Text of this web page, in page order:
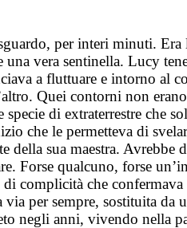
per interi minuti.
vera sentinella. Lucy
a fluttuare e intorno al
Quei contorni non
di extraterrestre che
che le permetteva di
sua maestra.
Forse qualcuno, forse
complicità che
via per sempre, sostituita
negli anni, vivendo nella